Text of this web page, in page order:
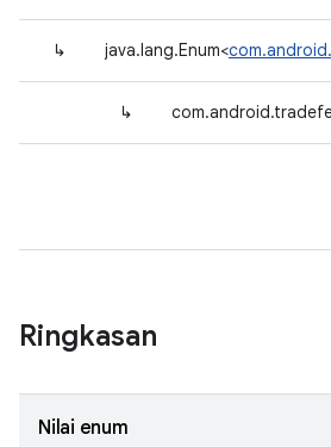
↳ java.lang.Enum<
↳
Ringkasan
Nilai enum